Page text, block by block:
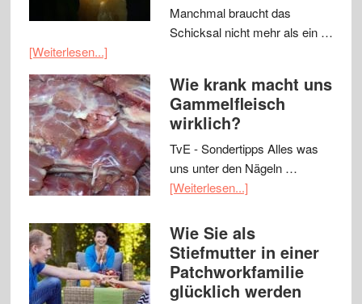
Manchmal braucht das
Schicksal nicht mehr als ein …
[Weiterlesen...]
Wie krank macht uns
Gammelfleisch
wirklich?
TvE - Sondertipps Alles was
uns unter den Nägeln …
[Weiterlesen...]
Wie Sie als
Stiefmutter in einer
Patchworkfamilie
glücklich werden